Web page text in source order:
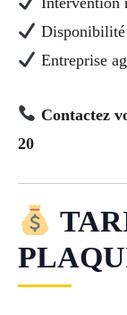
Entreprise
Contactez
20